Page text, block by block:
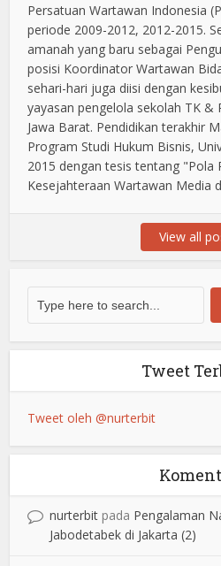
Persatuan Wartawan Indonesia
periode 2009-2012, 2012-2015.
amanah yang baru sebagai
posisi Koordinator Wartawan
sehari-hari juga diisi dengan
yayasan pengelola sekolah TK &
Jawa Barat. Pendidikan terakhir
Program Studi Hukum Bisnis,
2015 dengan tesis tentang "Pola
Kesejahteraan Wartawan Media
View all
Tweet
Tweet oleh @nurterbit
nurterbit pada Pengalaman
Jabodetabek di Jakarta (2)